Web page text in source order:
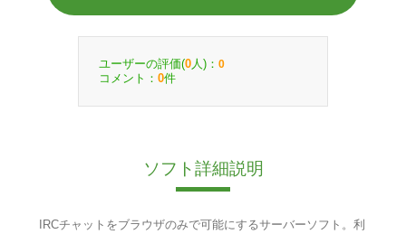
ユーザーの評価(0 人)： 0
コメント： 0件
ソフト詳細説明
IRCチャットをブラウザのみで可能にするサーバーソフト。利